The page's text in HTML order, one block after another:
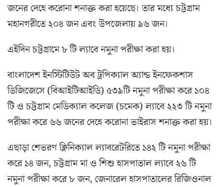
জ‌নের দে‌হে ক‌রোনা শনাক্ত করা হ‌য়ে‌ছে। তার ম‌ধ্যে চট্টগ্রাম
মহানগরী‌তে ২০৪ জন এবং উপ‌জেলায় ৯৬ জন।
এইদিন চট্টগ্রামে ৮ টি ল্যাবে নমুনা পরীক্ষা করা হয়।
বাংলাদেশ ইনস্টিটিউট অব ট্রপিক্যাল অ্যান্ড ইনফেকশাস
ডিজিজেসে (বিআইটিআইডি) ৫৩৯টি নমুনা পরীক্ষা করে ১০৪
টি ও চট্টগ্রাম মেডিক্যাল কলেজ (চমেক) ল্যাবে ২২৩ টি নমুনা
পরীক্ষা করে ৬৬ জনের দে‌হে ক‌রোনা ভাইরাস শনাক্ত করা হয়।
এছাড়া শেভরণ ক্লিনিক্যাল ল্যাবরেটরিতে ১৪২ টি নমুনা পরীক্ষা
করে ১৪ জন, চট্টগ্রাম মা ও শিশু হাসপাতাল ল্যাবে ২৬ টি
নমুনা পরীক্ষা করে ৮ জন, জেনারেল হাসপাতালের রিজিওনাল